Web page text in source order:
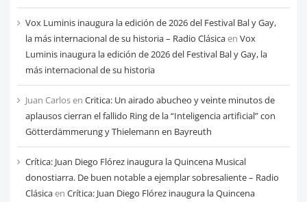
Vox Luminis inaugura la edición de 2026 del Festival Bal y Gay,
la más internacional de su historia – Radio Clásicaen Vox
Luminis inaugura la edición de 2026 del Festival Bal y Gay, la
más internacional de su historia
Juan Carlosen Critica: Un airado abucheo y veinte minutos de
aplausos cierran el fallido Ring de la “Inteligencia artificial” con
Götterdämmerung y Thielemann en Bayreuth
Crítica: Juan Diego Flórez inaugura la Quincena Musical
donostiarra. De buen notable a ejemplar sobresaliente – Radio
Clásicaen Crítica: Juan Diego Flórez inaugura la Quincena